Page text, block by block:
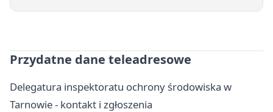
Przydatne dane teleadresowe
Delegatura inspektoratu ochrony środowiska w
Tarnowie - kontakt i zgłoszenia